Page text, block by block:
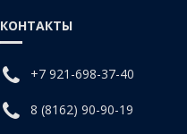
КОНТАКТЫ
+7 921-698-37-40
8 (8162) 90-90-19